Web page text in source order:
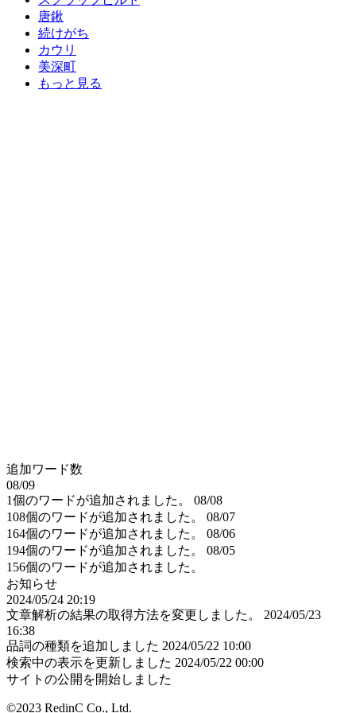
唐鍬
続けがち
カウリ
美深町
もっと見る
追加ワード数
08/09
1個のワードが追加されました。
08/08
108個のワードが追加されました。
08/07
164個のワードが追加されました。
08/06
194個のワードが追加されました。
08/05
156個のワードが追加されました。
お知らせ
2024/05/24 20:19
文章解析の結果の取得方法を変更しました。
2024/05/23
16:38
品詞の種類を追加しました 2024/05/22 10:00
検索中の表示を更新しました 2024/05/22 00:00
サイトの公開を開始しました
©2023 RedinC Co., Ltd.